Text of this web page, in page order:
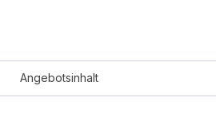
Angebotsinhalt